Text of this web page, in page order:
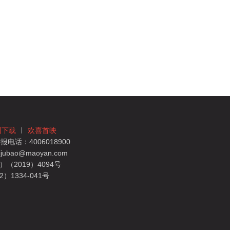
下载
欢喜首映
电话：4006018900
（2019）4094号
）1334-041号